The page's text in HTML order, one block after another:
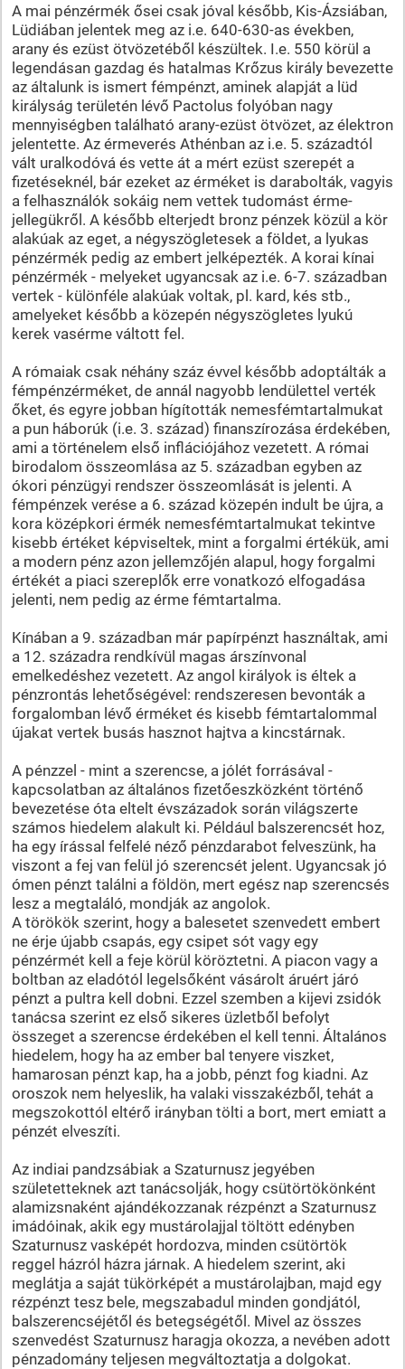
A mai pénzérmék ősei csak jóval később, Kis-Ázsiában,
Lüdiában jelentek meg az i.e. 640-630-as években,
arany és ezüst ötvözetéből készültek. I.e. 550 körül a
legendásan gazdag és hatalmas Krőzus király bevezette
az általunk is ismert fémpénzt, aminek alapját a lüd
királyság területén lévő Pactolus folyóban nagy
mennyiségben található arany-ezüst ötvözet, az élektron
jelentette. Az érmeverés Athénban az i.e. 5. századtól
vált uralkodóvá és vette át a mért ezüst szerepét a
fizetéseknél, bár ezeket az érméket is darabolták, vagyis
a felhasználók sokáig nem vettek tudomást érme-
jellegükről. A később elterjedt bronz pénzek közül a kör
alakúak az eget, a négyszögletesek a földet, a lyukas
pénzérmék pedig az embert jelképezték. A korai kínai
pénzérmék - melyeket ugyancsak az i.e. 6-7. században
vertek - különféle alakúak voltak, pl. kard, kés stb.,
amelyeket később a közepén négyszögletes lyukú
kerek vasérme váltott fel.
A rómaiak csak néhány száz évvel később adoptálták a
fémpénzérméket, de annál nagyobb lendülettel verték
őket, és egyre jobban hígították nemesfémtartalmukat
a pun háborúk (i.e. 3. század) finanszírozása érdekében,
ami a történelem első inflációjához vezetett. A római
birodalom összeomlása az 5. században egyben az
ókori pénzügyi rendszer összeomlását is jelenti. A
fémpénzek verése a 6. század közepén indult be újra, a
kora középkori érmék nemesfémtartalmukat tekintve
kisebb értéket képviseltek, mint a forgalmi értékük, ami
a modern pénz azon jellemzőjén alapul, hogy forgalmi
értékét a piaci szereplők erre vonatkozó elfogadása
jelenti, nem pedig az érme fémtartalma.
Kínában a 9. században már papírpénzt használtak, ami
a 12. századra rendkívül magas árszínvonal
emelkedéshez vezetett. Az angol királyok is éltek a
pénzrontás lehetőségével: rendszeresen bevonták a
forgalomban lévő érméket és kisebb fémtartalommal
újakat vertek busás hasznot hajtva a kincstárnak.
A pénzzel - mint a szerencse, a jólét forrásával -
kapcsolatban az általános fizetőeszközként történő
bevezetése óta eltelt évszázadok során világszerte
számos hiedelem alakult ki. Például balszerencsét hoz,
ha egy írással felfelé néző pénzdarabot felveszünk, ha
viszont a fej van felül jó szerencsét jelent. Ugyancsak jó
ómen pénzt találni a földön, mert egész nap szerencsés
lesz a megtaláló, mondják az angolok.
A törökök szerint, hogy a balesetet szenvedett embert
ne érje újabb csapás, egy csipet sót vagy egy
pénzérmét kell a feje körül köröztetni. A piacon vagy a
boltban az eladótól legelsőként vásárolt áruért járó
pénzt a pultra kell dobni. Ezzel szemben a kijevi zsidók
tanácsa szerint ez első sikeres üzletből befolyt
összeget a szerencse érdekében el kell tenni. Általános
hiedelem, hogy ha az ember bal tenyere viszket,
hamarosan pénzt kap, ha a jobb, pénzt fog kiadni. Az
oroszok nem helyeslik, ha valaki visszakézből, tehát a
megszokottól eltérő irányban tölti a bort, mert emiatt a
pénzét elveszíti.
Az indiai pandzsábiak a Szaturnusz jegyében
születetteknek azt tanácsolják, hogy csütörtökönként
alamizsnaként ajándékozzanak rézpénzt a Szaturnusz
imádóinak, akik egy mustárolajjal töltött edényben
Szaturnusz vasképét hordozva, minden csütörtök
reggel házról házra járnak. A hiedelem szerint, aki
meglátja a saját tükörképét a mustárolajban, majd egy
rézpénzt tesz bele, megszabadul minden gondjától,
balszerencséjétől és betegségétől. Mivel az összes
szenvedést Szaturnusz haragja okozza, a nevében adott
pénzadomány teljesen megváltoztatja a dolgokat.